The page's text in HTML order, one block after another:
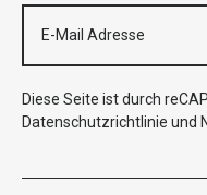
Diese Seite ist durch
Datenschutzrichtlinie und